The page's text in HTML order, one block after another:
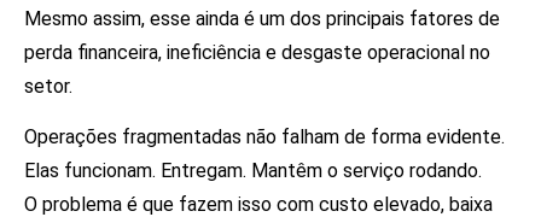
Mesmo assim, esse ainda é um dos principais fatores de
perda financeira, ineficiência e desgaste operacional no
setor.
Operações fragmentadas não falham de forma evidente.
Elas funcionam. Entregam. Mantêm o serviço rodando.
O problema é que fazem isso com custo elevado, baixa